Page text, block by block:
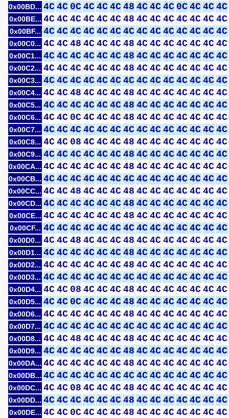
0x00BD... 4C 4C 0C 4C 4C 4C 48 4C 4C 4C 0C 4C 4C 4C
0x00BE... 4C 4C 4C 4C 4C 4C 48 4C 4C 4C 4C 4C 4C 4C
0x00BF... 4C 4C 4C 4C 4C 4C 4C 4C 4C 4C 4C 4C 4C 4C
0x00C0... 4C 4C 48 4C 4C 4C 48 4C 4C 4C 4C 4C 4C 4C
0x00C1... 4C 4C 4C 4C 4C 4C 48 4C 4C 4C 4C 4C 4C 4C
0x00C2... 4C 4C 4C 4C 4C 4C 48 4C 4C 4C 4C 4C 4C 4C
0x00C3... 4C 4C 4C 4C 4C 4C 4C 4C 4C 4C 4C 4C 4C 4C
0x00C4... 4C 4C 48 4C 4C 4C 48 4C 4C 4C 4C 4C 4C 4C
0x00C5... 4C 4C 4C 4C 4C 4C 48 4C 4C 4C 4C 4C 4C 4C
0x00C6... 4C 4C 0C 4C 4C 4C 48 4C 4C 4C 4C 4C 4C 4C
0x00C7... 4C 4C 4C 4C 4C 4C 4C 4C 4C 4C 4C 4C 4C 4C
0x00C8... 4C 4C 08 4C 4C 4C 48 4C 4C 4C 4C 4C 4C 4C
0x00C9... 4C 4C 4C 4C 4C 4C 48 4C 4C 4C 4C 4C 4C 4C
0x00CA... 4C 4C 4C 4C 4C 4C 48 4C 4C 4C 4C 4C 4C 4C
0x00CB... 4C 4C 4C 4C 4C 4C 4C 4C 4C 4C 4C 4C 4C 4C
0x00CC... 4C 4C 48 4C 4C 4C 48 4C 4C 4C 4C 4C 4C 4C
0x00CD... 4C 4C 4C 4C 4C 4C 48 4C 4C 4C 4C 4C 4C 4C
0x00CE... 4C 4C 4C 4C 4C 4C 48 4C 4C 4C 4C 4C 4C 4C
0x00CF... 4C 4C 4C 4C 4C 4C 4C 4C 4C 4C 4C 4C 4C 4C
0x00D0... 4C 4C 48 4C 4C 4C 48 4C 4C 4C 4C 4C 4C 4C
0x00D1... 4C 4C 4C 4C 4C 4C 48 4C 4C 4C 4C 4C 4C 4C
0x00D2... 4C 4C 4C 4C 4C 4C 48 4C 4C 4C 4C 4C 4C 4C
0x00D3... 4C 4C 4C 4C 4C 4C 4C 4C 4C 4C 4C 4C 4C 4C
0x00D4... 4C 4C 08 4C 4C 4C 48 4C 4C 4C 4C 4C 4C 4C
0x00D5... 4C 4C 0C 4C 4C 4C 48 4C 4C 4C 4C 4C 4C 4C
0x00D6... 4C 4C 4C 4C 4C 4C 48 4C 4C 4C 4C 4C 4C 4C
0x00D7... 4C 4C 4C 4C 4C 4C 4C 4C 4C 4C 4C 4C 4C 4C
0x00D8... 4C 4C 48 4C 4C 4C 48 4C 4C 4C 4C 4C 4C 4C
0x00D9... 4C 4C 4C 4C 4C 4C 48 4C 4C 4C 4C 4C 4C 4C
0x00DA... 4C 4C 4C 4C 4C 4C 48 4C 4C 4C 4C 4C 4C 4C
0x00DB... 4C 4C 4C 4C 4C 4C 4C 4C 4C 4C 4C 4C 4C 4C
0x00DC... 4C 4C 08 4C 4C 4C 48 4C 4C 4C 4C 4C 4C 4C
0x00DD... 4C 4C 4C 4C 4C 4C 48 4C 4C 4C 4C 4C 4C 4C
0x00DE... 4C 4C 0C 4C 4C 4C 48 4C 4C 4C 4C 4C 4C 4C